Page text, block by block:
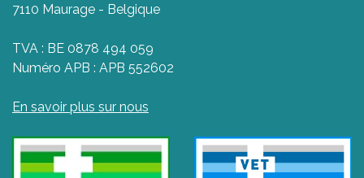
7110 Maurage - Belgique
TVA : BE 0878 494 059
Numéro APB : APB 552602
En savoir plus sur nous